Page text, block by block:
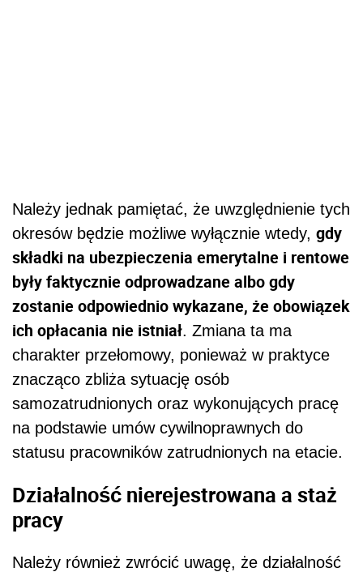
Należy jednak pamiętać, że uwzględnienie tych
okresów będzie możliwe wyłącznie wtedy, gdy
składki na ubezpieczenia emerytalne i rentowe
były faktycznie odprowadzane albo gdy
zostanie odpowiednio wykazane, że obowiązek
ich opłacania nie istniał. Zmiana ta ma
charakter przełomowy, ponieważ w praktyce
znacząco zbliża sytuację osób
samozatrudnionych oraz wykonujących pracę
na podstawie umów cywilnoprawnych do
statusu pracowników zatrudnionych na etacie.
Działalność nierejestrowana a staż
pracy
Należy również zwrócić uwagę, że działalność